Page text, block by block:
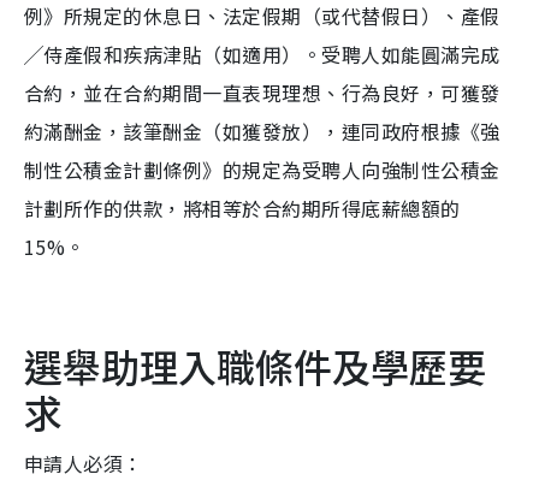
例》所規定的休息日、法定假期（或代替假日）、產假
╱侍產假和疾病津貼（如適用）。受聘人如能圓滿完成
合約，並在合約期間一直表現理想、行為良好，可獲發
約滿酬金，該筆酬金（如獲發放），連同政府根據《強
制性公積金計劃條例》的規定為受聘人向強制性公積金
計劃所作的供款，將相等於合約期所得底薪總額的
15%。
選舉助理入職條件及學歷要
求
申請人必須：